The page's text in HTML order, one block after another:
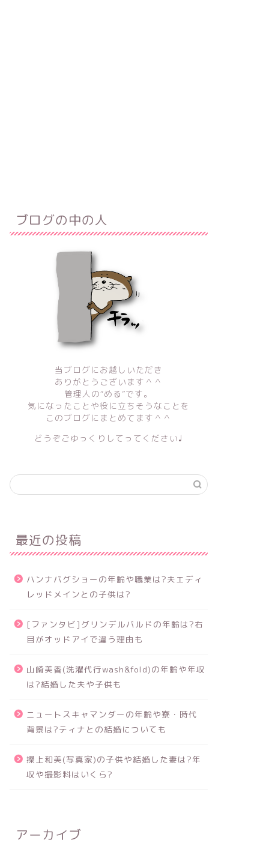
ブログの中の人
当ブログにお越しいただき
ありがとうございます＾＾
管理人の“める”です。
気になったことや役に立ちそうなことを
このブログにまとめてます＾＾
どうぞごゆっくりしてってください♩
最近の投稿
ハンナバグショーの年齢や職業は?夫エディ
レッドメインとの子供は?
[ファンタビ]グリンデルバルドの年齢は?右
目がオッドアイで違う理由も
山崎美香(洗濯代行wash&fold)の年齢や年収
は?結婚した夫や子供も
ニュートスキャマンダーの年齢や寮・時代
背景は?ティナとの結婚についても
操上和美(写真家)の子供や結婚した妻は?年
収や撮影料はいくら?
アーカイブ